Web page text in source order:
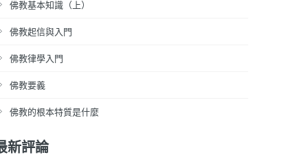
佛教基本知識（上）
佛教起信與入門
佛教律學入門
佛教要義
佛教的根本特質是什麼
新評論